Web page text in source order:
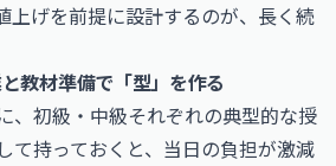
上げを前提に設計するのが、長く続
教材準備で「型」を作る
、初級・中級それぞれの典型的な授
て持っておくと、当日の負担が激減